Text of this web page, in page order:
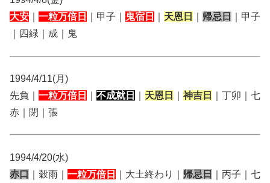
大安
一粒万倍日 ｜甲子｜ 鬼宿日 天恩日 帰忌日
｜甲子
｜四緑｜成｜鬼
1994/4/11(月)
先負｜ 一粒万倍日 不成就日 天恩日 神吉日
｜丁卯｜七
赤｜閉｜張
1994/4/20(水)
赤口
｜穀雨｜ 一粒万倍日 ｜大土終わり｜ 帰忌日
｜丙子｜七